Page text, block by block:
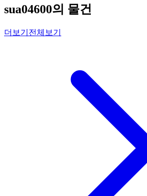
sua04600의 물건
더보기 전체보기